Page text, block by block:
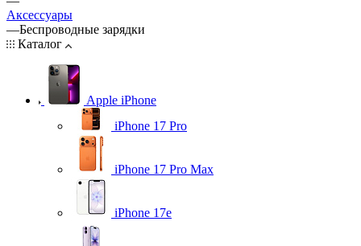
Аксессуары
—Беспроводные зарядки
Каталог
Apple iPhone
iPhone 17 Pro
iPhone 17 Pro Max
iPhone 17e